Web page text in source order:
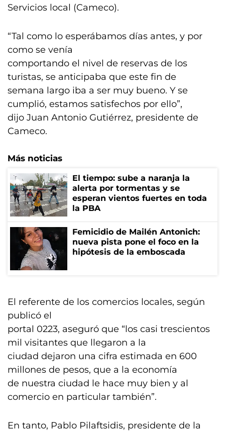
Servicios local (Cameco).
“Tal como lo esperábamos días antes, y por
como se venía
comportando el nivel de reservas de los
turistas, se anticipaba que este fin de
semana largo iba a ser muy bueno. Y se
cumplió, estamos satisfechos por ello”,
dijo Juan Antonio Gutiérrez, presidente de
Cameco.
Más noticias
El tiempo: sube a naranja la
alerta por tormentas y se
esperan vientos fuertes en toda
la PBA
Femicidio de Mailén Antonich:
nueva pista pone el foco en la
hipótesis de la emboscada
El referente de los comercios locales, según
publicó el
portal 0223, aseguró que “los casi trescientos
mil visitantes que llegaron a la
ciudad dejaron una cifra estimada en 600
millones de pesos, que a la economía
de nuestra ciudad le hace muy bien y al
comercio en particular también”.
En tanto, Pablo Pilaftsidis, presidente de la